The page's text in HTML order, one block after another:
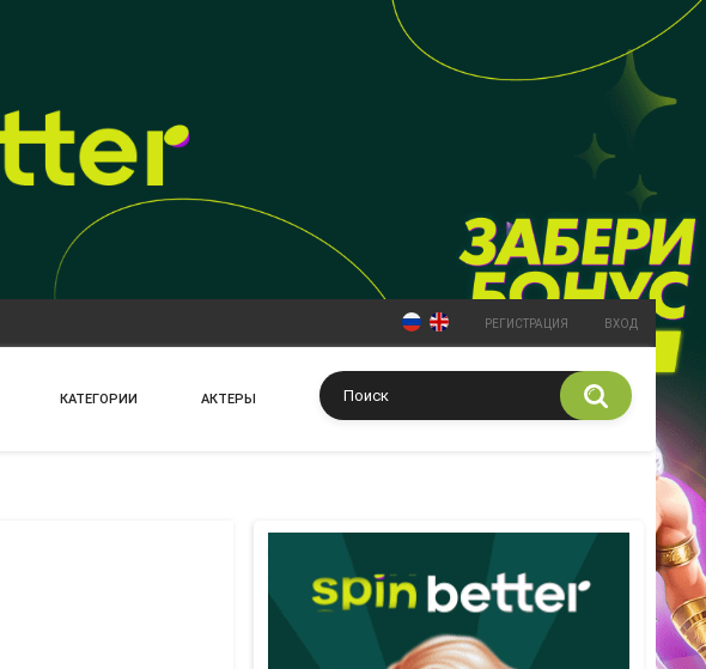
РЕГИСТРАЦИЯ ВХОД
КАТЕГОРИИ АКТЕРЫ